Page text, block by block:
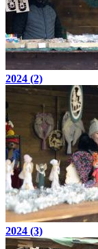
2024 (2)
2024 (3)